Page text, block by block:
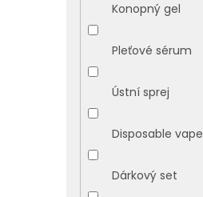
Konopný gel
Pleťové sérum
Ústní sprej
Disposable vape
Dárkový set